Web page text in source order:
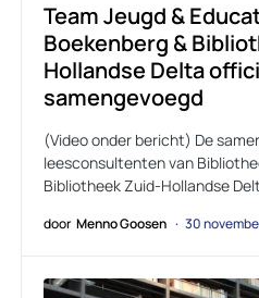
Team Jeugd &
Boekenberg &
Hollandse Delta
samengevoegd
(Video onder bericht) De
leesconsultenten van
Bibliotheek Zuid-Hollandse
door Menno Goosen 30